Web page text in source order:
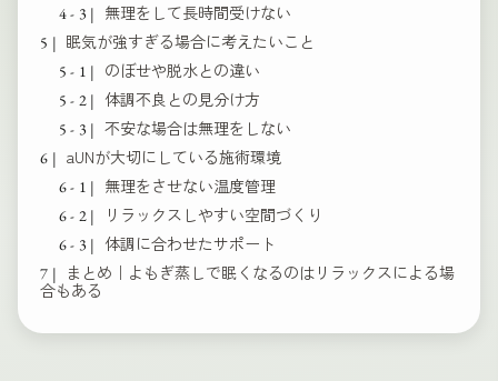
無理をして長時間受けない
眠気が強すぎる場合に考えたいこと
のぼせや脱水との違い
体調不良との見分け方
不安な場合は無理をしない
aUNが大切にしている施術環境
無理をさせない温度管理
リラックスしやすい空間づくり
体調に合わせたサポート
まとめ｜よもぎ蒸しで眠くなるのはリラックスによる場
合もある